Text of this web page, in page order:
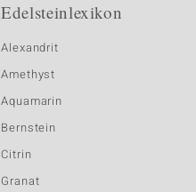
Edelsteinlexikon
Alexandrit
Amethyst
Aquamarin
Bernstein
Citrin
Granat